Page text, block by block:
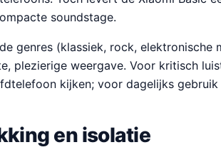
soundstage.
genres (klassiek, rock, elektronische
plezierige weergave. Voor kritisch
kijken; voor dagelijks
en isolatie